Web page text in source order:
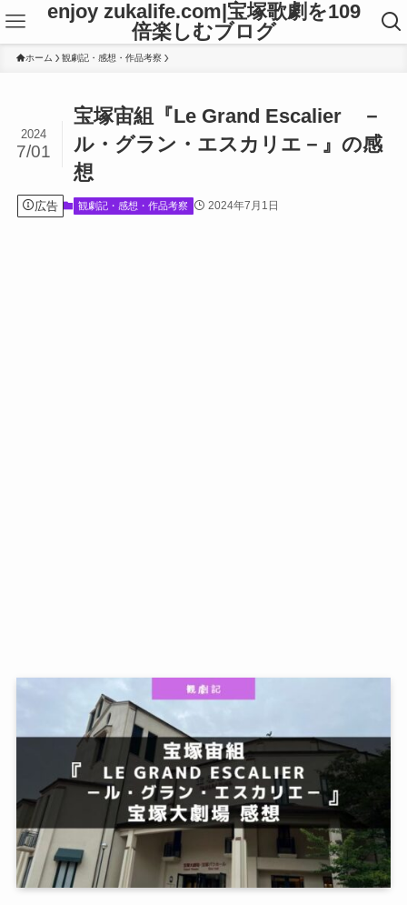
enjoy zukalife.com|宝塚歌劇を109
倍楽しむブログ
ホーム 観劇記・感想・作品考察
宝塚宙組『Le Grand Escalier －
ル・グラン・エスカリエ－』の感
想
2024
7/01
広告 観劇記・感想・作品考察 2024年7月1日